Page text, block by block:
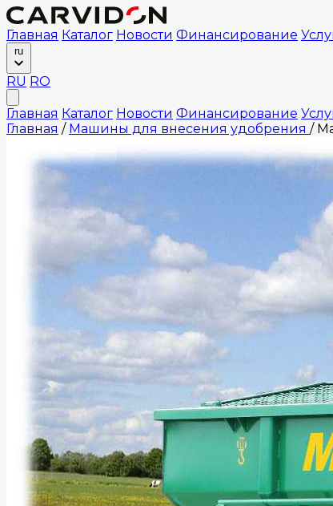
Главная Каталог Новости Финансирование
ru
RU RO
Главная Каталог Новости Финансирование
Главная / Машины для внесения удобрения /